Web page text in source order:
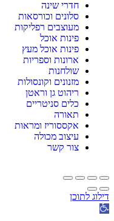
חדרי שינה
סלונים וכורסאות
מעוצבים רפליקות
פינות אוכל
פינות אוכל מעץ
ארונות וספריות
שולחנות
מזנונים וקונסולות
ריהוט גן וראטן
כלים סניטריים
תאורה
אקססוריז ומראות
עיצוב מכולה
צור קשר
דילוג לתוכן
פתח